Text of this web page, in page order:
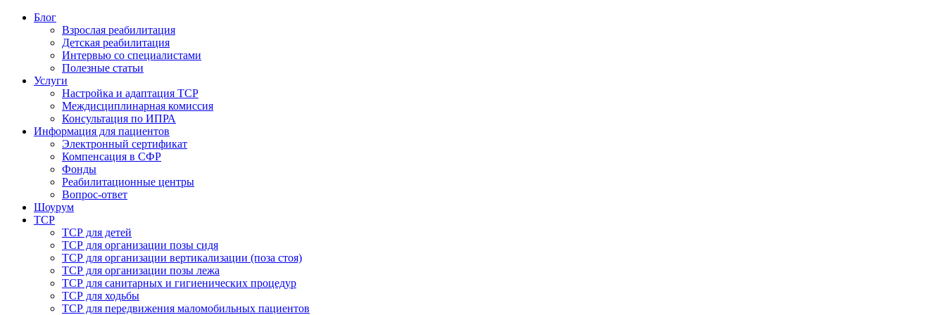
Блог
Взрослая реабилитация
Детская реабилитация
Интервью со специалистами
Полезные статьи
Услуги
Настройка и адаптация ТСР
Междисциплинарная комиссия
Консультация по ИПРА
Информация для пациентов
Электронный сертификат
Компенсация в СФР
Фонды
Реабилитационные центры
Вопрос-ответ
Шоурум
ТСР
ТСР для детей
ТСР для организации позы сидя
ТСР для организации вертикализации (поза стоя)
ТСР для организации позы лежа
ТСР для санитарных и гигиенических процедур
ТСР для ходьбы
ТСР для передвижения маломобильных пациентов